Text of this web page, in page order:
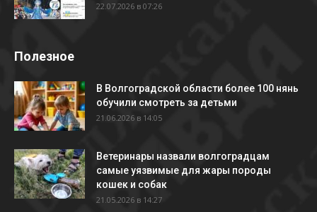
22.07.2026 в 07:26
Полезное
В Волгоградской области более 100 нянь
обучили смотреть за детьми
21.06.2026 в 14:05
Ветеринары назвали волгоградцам
самые уязвимые для жары породы
кошек и собак
21.05.2026 в 14:27